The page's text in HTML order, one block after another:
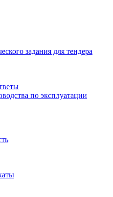
задания для тендера
по эксплуатации